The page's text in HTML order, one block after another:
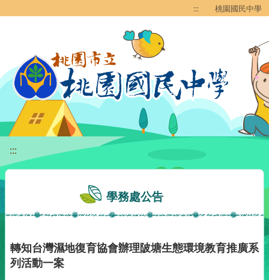
::: 桃園國民中學
:::
學務處公告
轉知台灣濕地復育協會辦理陂塘生態環境教育推廣系
列活動一案